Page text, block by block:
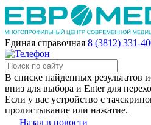
Единая справочная 8 (3812) 331-
В списке найденных результатов
вниз для выбора и Enter для
Если у вас устройство с
пролистывание или нажатие.
Назад в новости